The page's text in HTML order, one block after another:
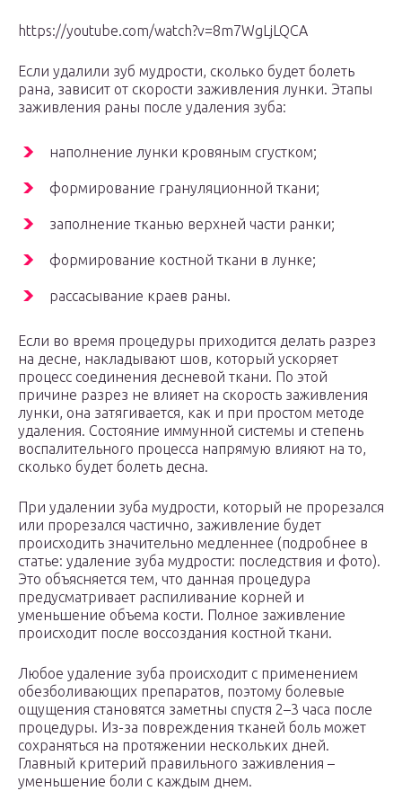
https://youtube.com/watch?v=8m7WgLjLQCA
Если удалили зуб мудрости, сколько будет болеть
рана, зависит от скорости заживления лунки. Этапы
заживления раны после удаления зуба:
наполнение лунки кровяным сгустком;
формирование грануляционной ткани;
заполнение тканью верхней части ранки;
формирование костной ткани в лунке;
рассасывание краев раны.
Если во время процедуры приходится делать разрез
на десне, накладывают шов, который ускоряет
процесс соединения десневой ткани. По этой
причине разрез не влияет на скорость заживления
лунки, она затягивается, как и при простом методе
удаления. Состояние иммунной системы и степень
воспалительного процесса напрямую влияют на то,
сколько будет болеть десна.
При удалении зуба мудрости, который не прорезался
или прорезался частично, заживление будет
происходить значительно медленнее (подробнее в
статье: удаление зуба мудрости: последствия и фото).
Это объясняется тем, что данная процедура
предусматривает распиливание корней и
уменьшение объема кости. Полное заживление
происходит после воссоздания костной ткани.
Любое удаление зуба происходит с применением
обезболивающих препаратов, поэтому болевые
ощущения становятся заметны спустя 2–3 часа после
процедуры. Из-за повреждения тканей боль может
сохраняться на протяжении нескольких дней.
Главный критерий правильного заживления –
уменьшение боли с каждым днем.